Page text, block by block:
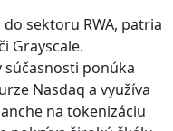
sektoru RWA, patria
Grayscale.
súčasnosti ponúka
Nasdaq a využíva
na tokenizáciu